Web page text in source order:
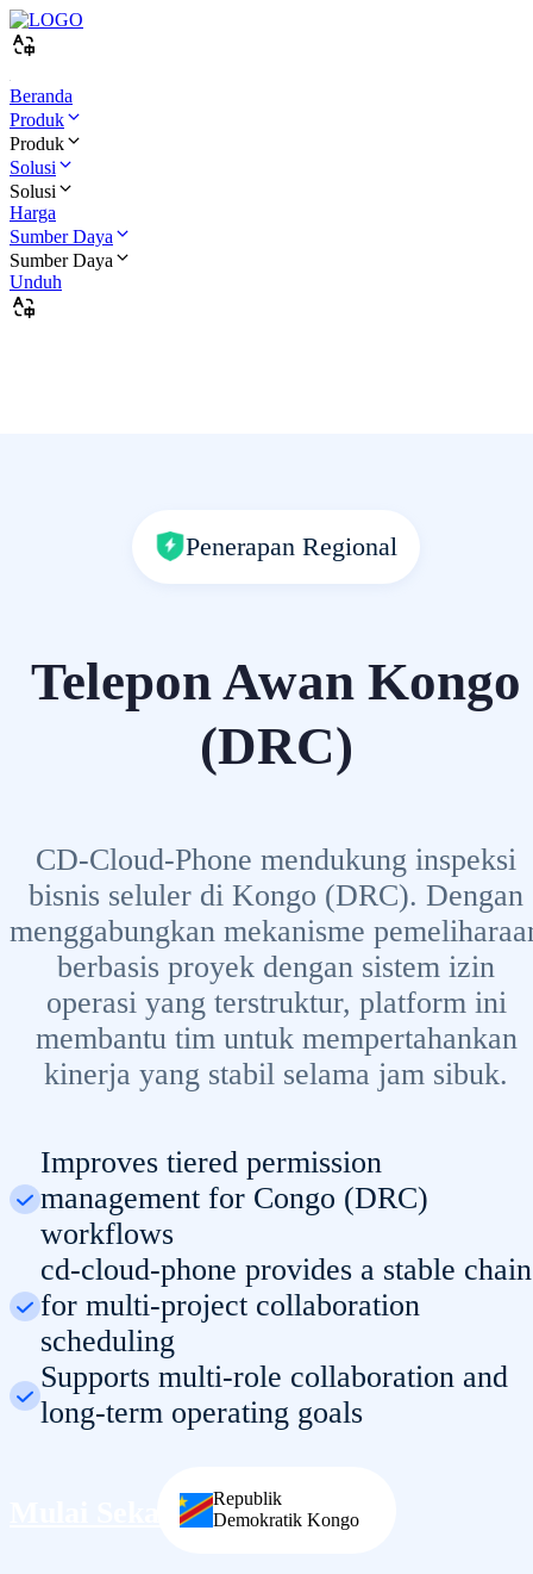
Beranda
Produk
Produk
Solusi
Solusi
Harga
Sumber Daya
Sumber Daya
Unduh
Penerapan Regional
Telepon Awan Kongo
(DRC)
CD-Cloud-Phone mendukung inspeksi
bisnis seluler di Kongo (DRC). Dengan
menggabungkan mekanisme
berbasis proyek dengan sistem izin
operasi yang terstruktur, platform ini
membantu tim untuk mempertahankan
kinerja yang stabil selama jam sibuk.
Improves tiered permission
management for Congo (DRC)
workflows
cd-cloud-phone provides a stable chain
for multi-project collaboration
scheduling
Supports multi-role collaboration and
long-term operating goals
Mulai SekarangRepublik
Demokratik Kongo